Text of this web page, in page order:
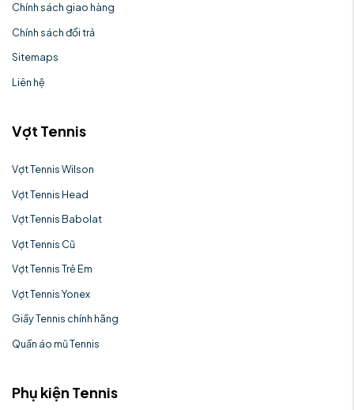
Chính sách giao hàng
Chính sách đổi trả
Sitemaps
Liên hệ
Vợt Tennis
Vợt Tennis Wilson
Vợt Tennis Head
Vợt Tennis Babolat
Vợt Tennis Cũ
Vợt Tennis Trẻ Em
Vợt Tennis Yonex
Giầy Tennis chính hãng
Quần áo mũ Tennis
Phụ kiện Tennis